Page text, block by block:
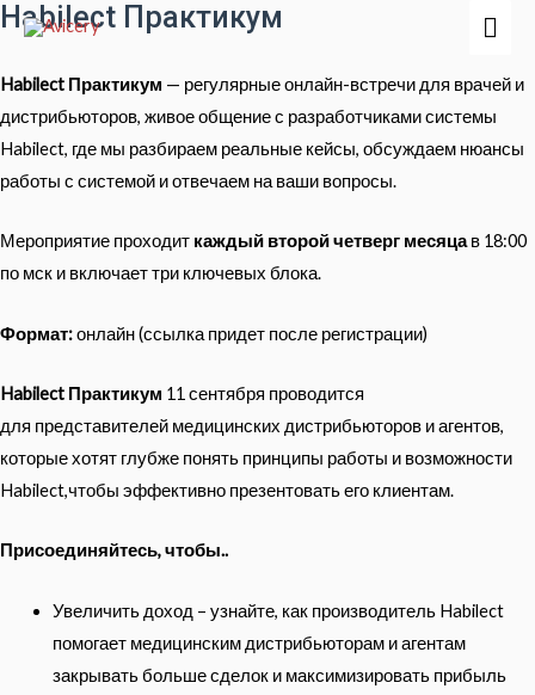
Habilect Практикум
Habilect Практикум — регулярные онлайн-встречи для врачей и
дистрибьюторов, живое общение с разработчиками системы
Habilect, где мы разбираем реальные кейсы, обсуждаем нюансы
работы с системой и отвечаем на ваши вопросы.
Мероприятие проходит каждый второй четверг месяцав 18:00
по мск и включает три ключевых блока.
Формат:онлайн (ссылка придет после регистрации)
Habilect Практикум 11 сентября проводится
для представителей медицинских дистрибьюторов и агентов,
которые хотят глубже понять принципы работы и возможности
Habilect,чтобы эффективно презентовать его клиентам.
Присоединяйтесь, чтобы..
Увеличить доход – узнайте, как производитель Habilect
помогает медицинским дистрибьюторам и агентам
закрывать больше сделок и максимизировать прибыль